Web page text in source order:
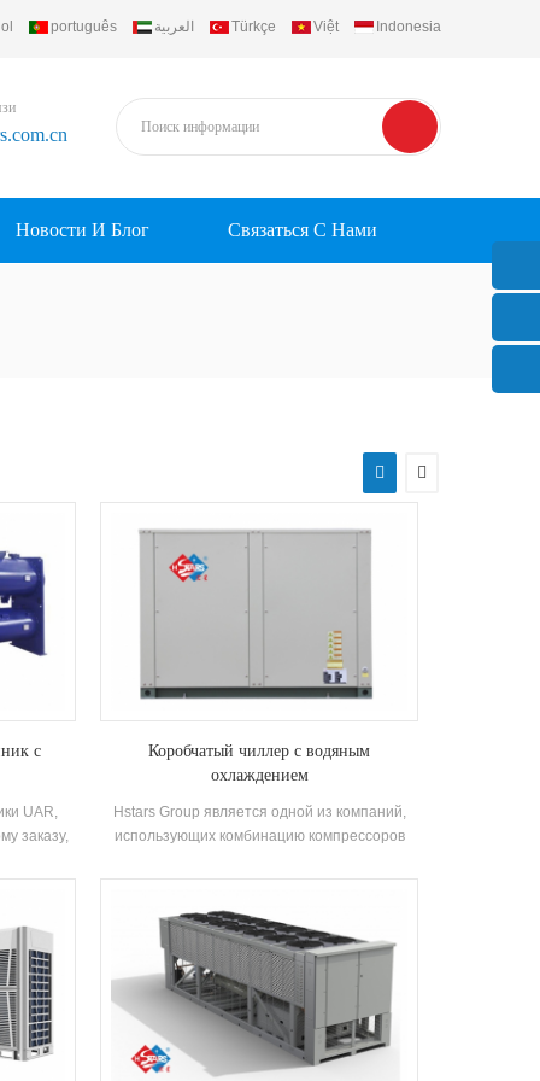
português العربية Türkçe Việt Indonesia
Новости И Блог Связаться С Нами
с
UAR,
заказу,
систем
высоким
Коробчатый чиллер с водяным
охлаждением
Hstars Group является одной из компаний,
использующих комбинацию компрессоров
компонентов управления производителей
чиллеров с водяным охлаждением.
Производитель модульных спиральных
чиллеров оснащает спиральные чиллеры с
водяным охлаждением высокоэффективным
кожухотрубным конденсатором и
испарителем. Блок управляется
микрокомпьютером и оснащен различными
функциями защиты с высокой надежностью.